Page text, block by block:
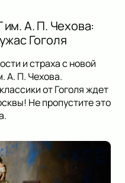
А. П. Чехова:
Гоголя
и страха с новой
А. П. Чехова.
от Гоголя ждет
Не пропустите это